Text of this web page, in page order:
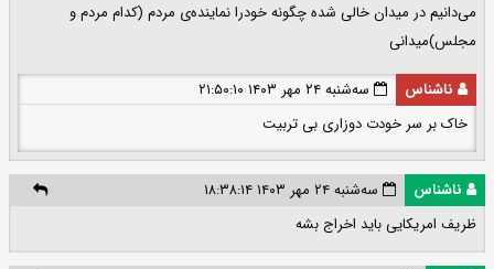
می‌دانیم در میدان خالی شده چگونه خودرا نماینده‌ی مردم (کدام مردم و
مجلس)میدانی
ناشناس
سه‌شنبه ۲۴ مهر ۱۴۰۳ ۲۱:۵۰:۱۰
خاک بر سر خودت دوزاری بی تربیت
ناشناس
سه‌شنبه ۲۴ مهر ۱۴۰۳ ۱۸:۳۸:۱۴
ظریف امریکایی باید اخراج بشه